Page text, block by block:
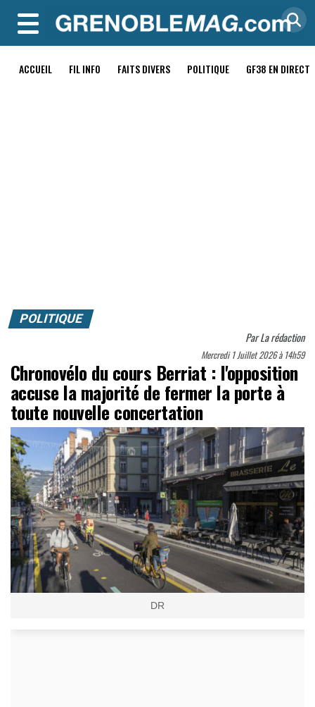
MENU
ACCUEIL FIL INFO FAITS DIVERS POLITIQUE GF38 EN DIRECT
POLITIQUE
ParLa rédaction
Mercredi 1 Juillet 2026 à 14h59
Chronovélo du cours Berriat : l'opposition
accuse la majorité de fermer la porte à
toute nouvelle concertation
DR